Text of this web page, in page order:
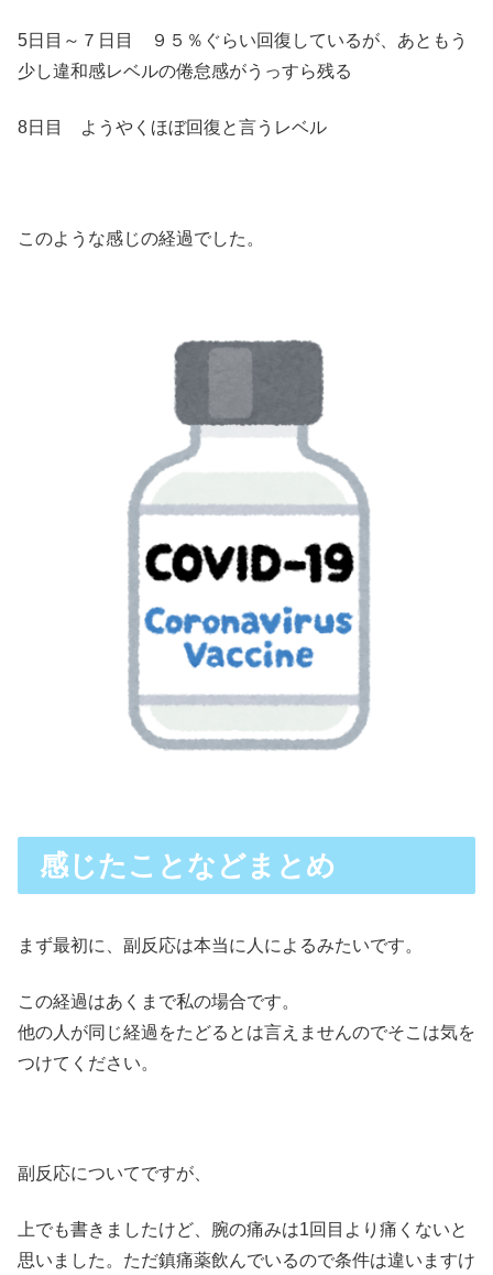
5日目～７日目 ９５％ぐらい回復しているが、あともう
少し違和感レベルの倦怠感がうっすら残る
8日目 ようやくほぼ回復と言うレベル
このような感じの経過でした。
感じたことなどまとめ
まず最初に、副反応は本当に人によるみたいです。
この経過はあくまで私の場合です。
他の人が同じ経過をたどるとは言えませんのでそこは気を
つけてください。
副反応についてですが、
上でも書きましたけど、腕の痛みは1回目より痛くないと
思いました。ただ鎮痛薬飲んでいるので条件は違いますけ